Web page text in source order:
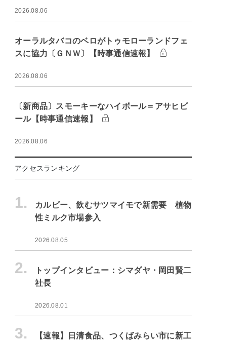
2026.08.06
オーラルタバコのベロがトゥモローランドフェ
スに協力〔ＧＮＷ〕【時事通信速報】
2026.08.06
〔新商品〕スモーキーなハイボール＝アサヒビ
ール【時事通信速報】
2026.08.06
アクセスランキング
1.
カルビー、飲むサツマイモで新需要 植物
性ミルク市場参入
2026.08.05
2.
トップインタビュー：シマダヤ・岡田賢二
社長
2026.08.01
3.
【速報】日清食品、つくばみらい市に新工